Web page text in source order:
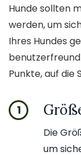
Hunde sollten
werden, um
Ihres Hundes
Punkte, auf die
1
Die
um